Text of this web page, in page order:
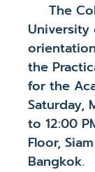
The
University
the
for the
Saturday,
to 12:00
Floor,
Bangkok.